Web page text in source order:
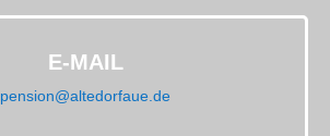
E-MAIL
pension@altedorfaue.de